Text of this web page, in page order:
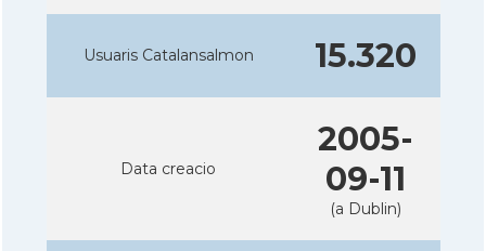
Usuaris Catalansalmon 15.320
Data creacio
2005-
09-11
(a Dublin)